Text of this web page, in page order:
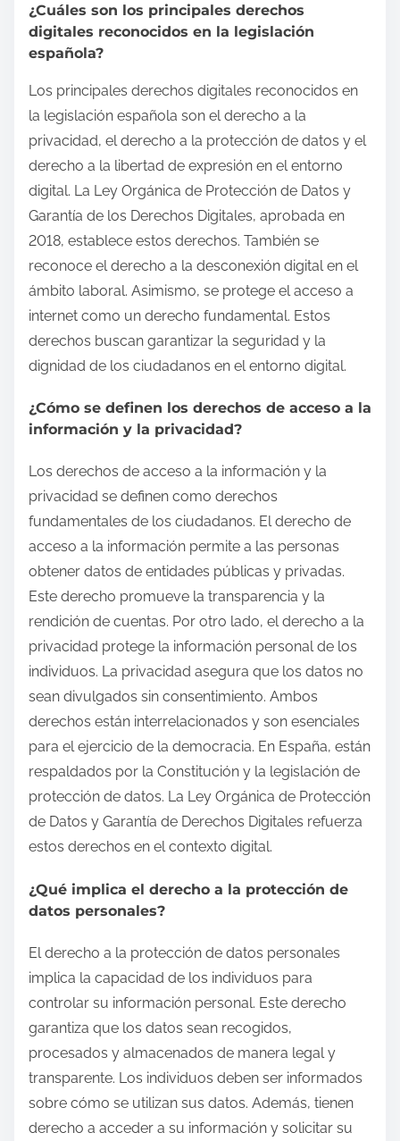
¿Cuáles son los principales derechos
digitales reconocidos en la legislación
española?
Los principales derechos digitales reconocidos en
la legislación española son el derecho a la
privacidad, el derecho a la protección de datos y el
derecho a la libertad de expresión en el entorno
digital. La Ley Orgánica de Protección de Datos y
Garantía de los Derechos Digitales, aprobada en
2018, establece estos derechos. También se
reconoce el derecho a la desconexión digital en el
ámbito laboral. Asimismo, se protege el acceso a
internet como un derecho fundamental. Estos
derechos buscan garantizar la seguridad y la
dignidad de los ciudadanos en el entorno digital.
¿Cómo se definen los derechos de acceso a la
información y la privacidad?
Los derechos de acceso a la información y la
privacidad se definen como derechos
fundamentales de los ciudadanos. El derecho de
acceso a la información permite a las personas
obtener datos de entidades públicas y privadas.
Este derecho promueve la transparencia y la
rendición de cuentas. Por otro lado, el derecho a la
privacidad protege la información personal de los
individuos. La privacidad asegura que los datos no
sean divulgados sin consentimiento. Ambos
derechos están interrelacionados y son esenciales
para el ejercicio de la democracia. En España, están
respaldados por la Constitución y la legislación de
protección de datos. La Ley Orgánica de Protección
de Datos y Garantía de Derechos Digitales refuerza
estos derechos en el contexto digital.
¿Qué implica el derecho a la protección de
datos personales?
El derecho a la protección de datos personales
implica la capacidad de los individuos para
controlar su información personal. Este derecho
garantiza que los datos sean recogidos,
procesados y almacenados de manera legal y
transparente. Los individuos deben ser informados
sobre cómo se utilizan sus datos. Además, tienen
derecho a acceder a su información y solicitar su